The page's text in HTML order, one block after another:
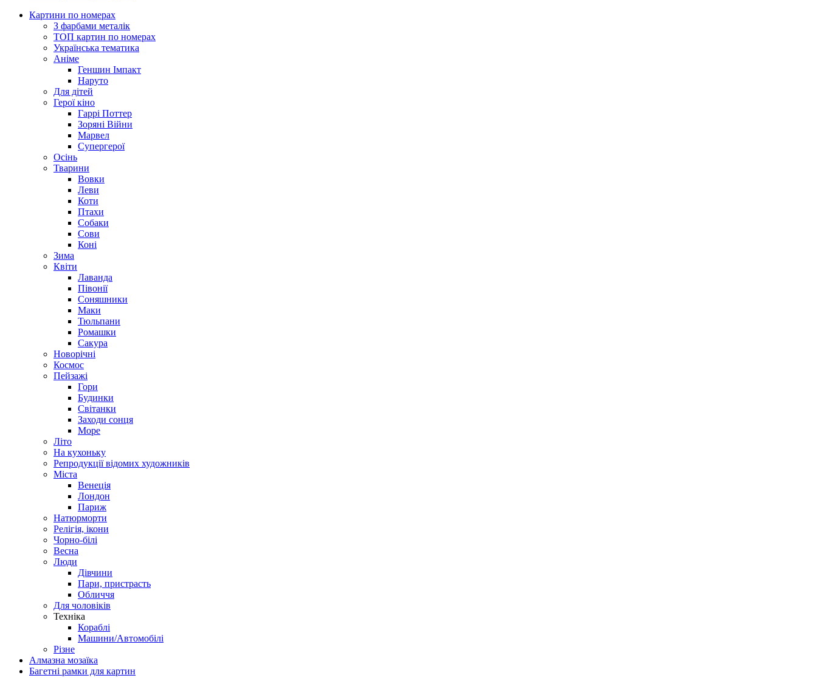
Картини по номерах
З фарбами металік
ТОП картин по номерах
Українська тематика
Аніме
Геншин Імпакт
Наруто
Для дітей
Герої кіно
Гаррі Поттер
Зоряні Війни
Марвел
Супергерої
Осінь
Тварини
Вовки
Леви
Коти
Птахи
Собаки
Сови
Коні
Зима
Квіти
Лаванда
Півонії
Соняшники
Маки
Тюльпани
Ромашки
Сакура
Новорічні
Космос
Пейзажі
Гори
Будинки
Світанки
Заходи сонця
Море
Літо
На кухоньку
Репродукції відомих художників
Міста
Венеція
Лондон
Париж
Натюрморти
Релігія, ікони
Чорно-білі
Весна
Люди
Дівчини
Пари, пристрасть
Обличчя
Для чоловіків
Техніка
Кораблі
Машини/Автомобілі
Різне
Алмазна мозаїка
Багетні рамки для картин